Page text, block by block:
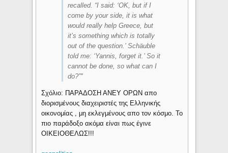
recalled. “I said: ‘OK, but if I
come by your side, it is what
would really help Greece, but
it’s something which is totally
out of the question.’ Schäuble
told me: ‘Yannis, forget it.’ So it
cannot be done, so what can I
do?”''
Σχόλιο: ΠΑΡΑΔΟΣΗ ΑΝΕΥ ΟΡΩΝ απο
διορισμένους διαχειριστές της Ελληνικής
οικονομίας , μη εκλεγμένους απο τον κόσμο. Το
πιο παράδοξο ακόμα είναι πως έγινε
ΟΙΚΕΙΟΘΕΛΩΣ!!!